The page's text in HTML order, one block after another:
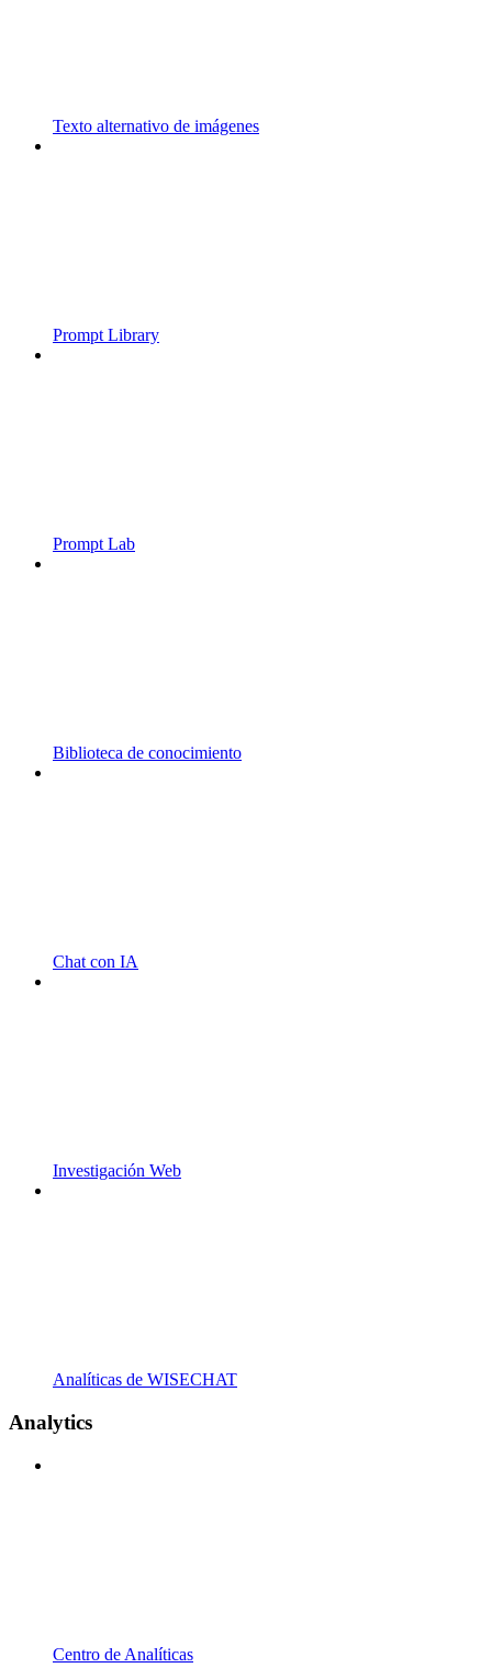
Texto alternativo de imágenes
Prompt Library
Prompt Lab
Biblioteca de conocimiento
Chat con IA
Investigación Web
Analíticas de WISECHAT
Analytics
Centro de Analíticas